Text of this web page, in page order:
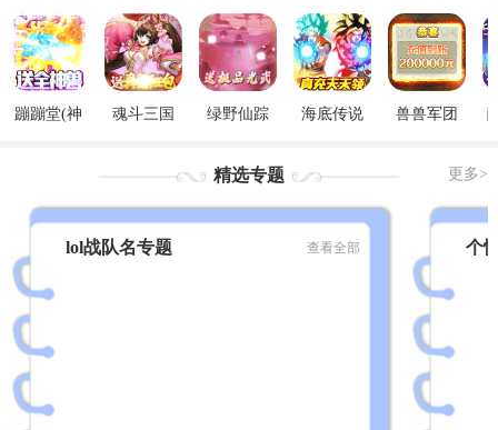
蹦蹦堂(神
魂斗三国
绿野仙踪
海底传说
兽兽军团
更多>
精选专题
查看全部
lol战队名专题 个